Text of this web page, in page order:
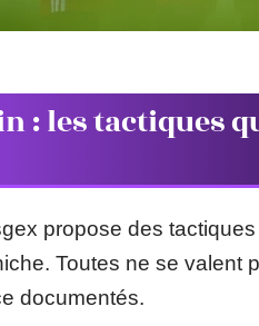
: les tactiques
propose des
Toutes ne se valent
documentés.